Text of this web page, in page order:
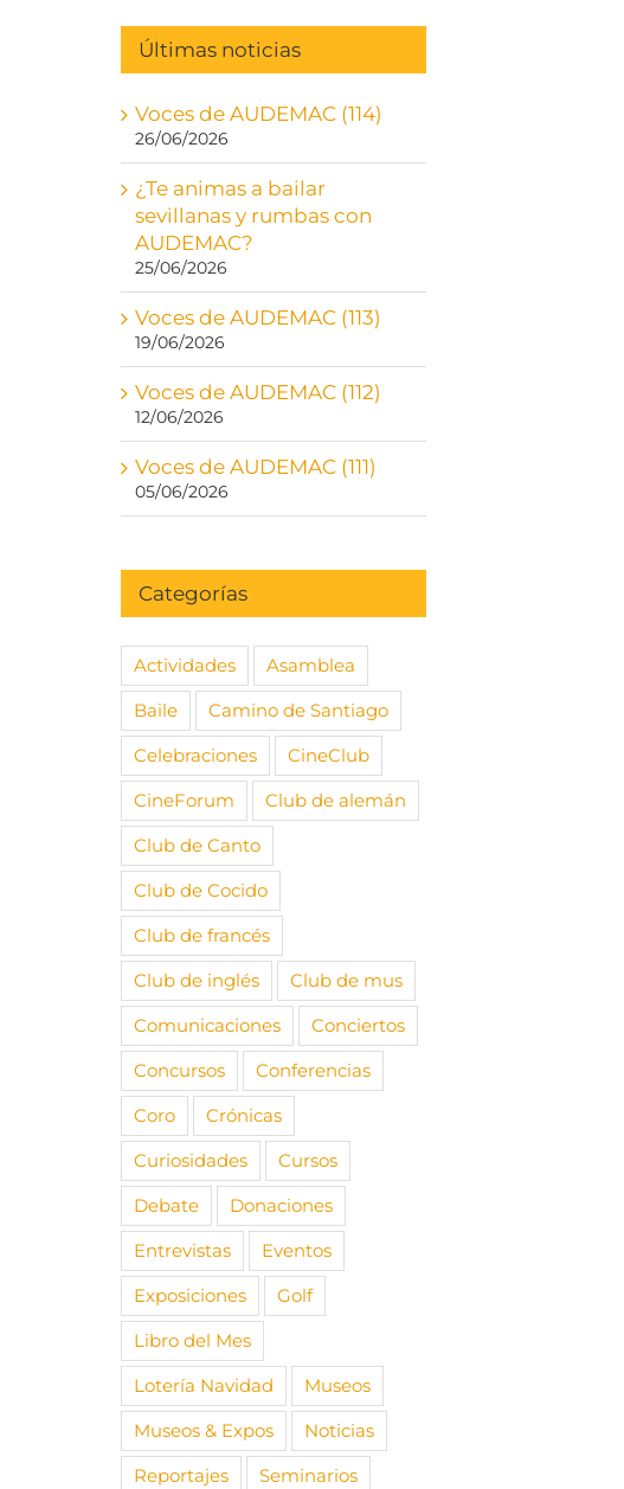
Últimas noticias
Voces de AUDEMAC (114)
26/06/2026
¿Te animas a bailar
sevillanas y rumbas con
AUDEMAC?
25/06/2026
Voces de AUDEMAC (113)
19/06/2026
Voces de AUDEMAC (112)
12/06/2026
Voces de AUDEMAC (111)
05/06/2026
Categorías
Actividades
Asamblea
Baile
Camino de Santiago
Celebraciones
CineClub
CineForum
Club de alemán
Club de Canto
Club de Cocido
Club de francés
Club de inglés
Club de mus
Comunicaciones
Conciertos
Concursos
Conferencias
Coro
Crónicas
Curiosidades
Cursos
Debate
Donaciones
Entrevistas
Eventos
Exposiciones
Golf
Libro del Mes
Lotería Navidad
Museos
Museos & Expos
Noticias
Reportajes
Seminarios